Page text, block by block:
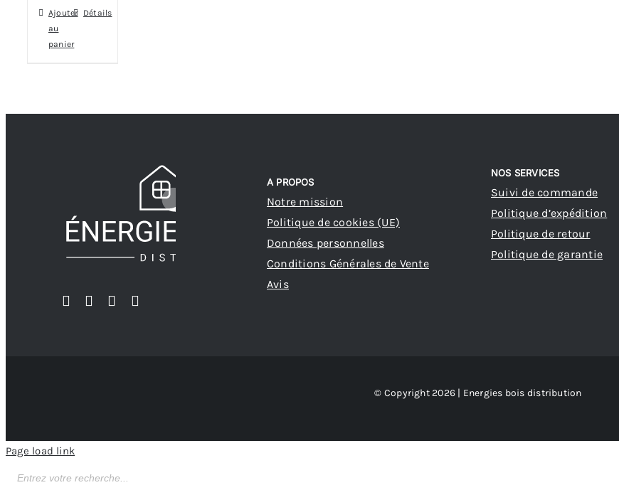
Ajouter
au
panier
Détails
A PROPOS
Notre mission
Politique de cookies (UE)
Données personnelles
Conditions Générales de Vente
Avis
NOS SERVICES
Suivi de commande
Politique d’expédition
Politique de retour
Politique de garantie
© Copyright 2026 | Energies bois distribution
Page load link
de